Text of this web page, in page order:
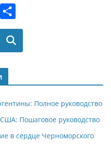
O
т
п
р
в
и
т
ь
Поиск
Полное руководство
Пошаговое руководство
в сердце Черноморского